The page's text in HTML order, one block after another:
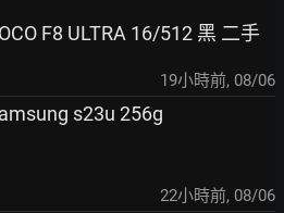
F8 ULTRA 16/512 黑 二手
19小時前, 08/06
s23u 256g
22小時前, 08/06